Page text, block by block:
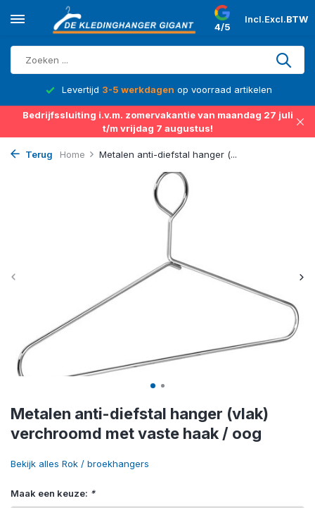
4/5
Incl.Excl.BTW
Levertijd 3-5 werkdagen op voorraad artikelen
Bedrijfssluiting i.v.m. zomervakantie van maandag 27 juli
t/m vrijdag 7 augustus!
Terug Home Metalen anti-diefstal hanger (...
Metalen anti-diefstal hanger (vlak)
verchroomd met vaste haak / oog
Bekijk alles Rok / broekhangers
Maak een keuze: *